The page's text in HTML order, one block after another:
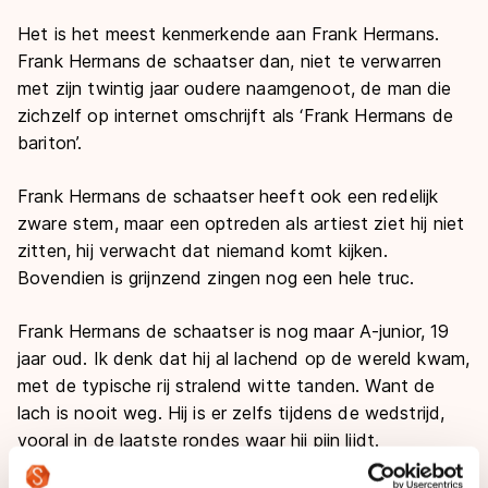
Het is het meest kenmerkende aan Frank Hermans.
Frank Hermans de schaatser dan, niet te verwarren
met zijn twintig jaar oudere naamgenoot, de man die
zichzelf op internet omschrijft als ‘Frank Hermans de
bariton’.
Frank Hermans de schaatser heeft ook een redelijk
zware stem, maar een optreden als artiest ziet hij niet
zitten, hij verwacht dat niemand komt kijken.
Bovendien is grijnzend zingen nog een hele truc.
Frank Hermans de schaatser is nog maar A-junior, 19
jaar oud. Ik denk dat hij al lachend op de wereld kwam,
met de typische rij stralend witte tanden. Want de
lach is nooit weg. Hij is er zelfs tijdens de wedstrijd,
vooral in de laatste rondes waar hij pijn lijdt.